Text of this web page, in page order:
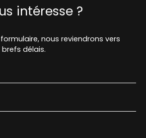
intéresse ?
nous reviendrons vers
délais.